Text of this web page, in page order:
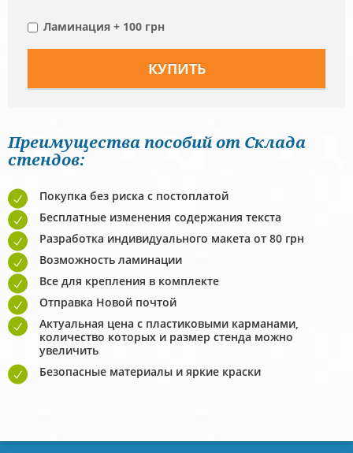
Ламинация + 100 грн
Преимущества пособий от Склада
стендов:
Покупка без риска с постоплатой
Бесплатные изменения содержания текста
Разработка индивидуального макета от 80 грн
Возможность ламинации
Все для крепления в комплекте
Отправка Новой почтой
Актуальная цена с пластиковыми карманами,
количество которых и размер стенда можно
увеличить
Безопасные материалы и яркие краски